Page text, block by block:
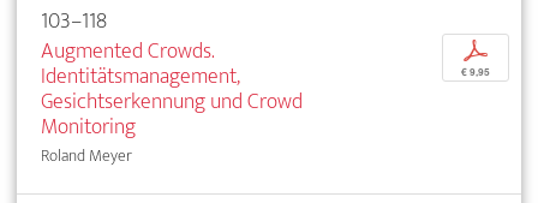
103–118
Augmented Crowds.
Identitätsmanagement,
Gesichtserkennung und Crowd
Monitoring
Roland Meyer
p
€ 9,95